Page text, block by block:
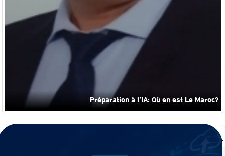
?Préparation à l’IA: Où en est Le Maroc
1